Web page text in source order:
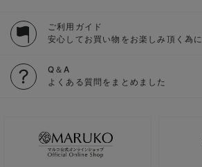
ご利用ガイド
安心してお買い物をお楽しみ頂く為に
Q＆A
よくある質問をまとめました